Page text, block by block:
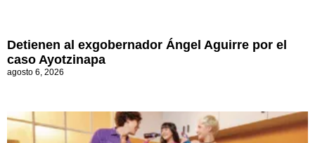
Detienen al exgobernador Ángel Aguirre por el
caso Ayotzinapa
agosto 6, 2026